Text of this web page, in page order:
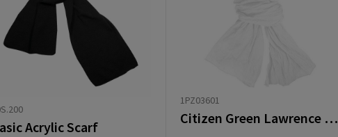
Acrylic Scarf
1PZ03601
Citizen Green Lawrence sjaal 110 x 200 cm